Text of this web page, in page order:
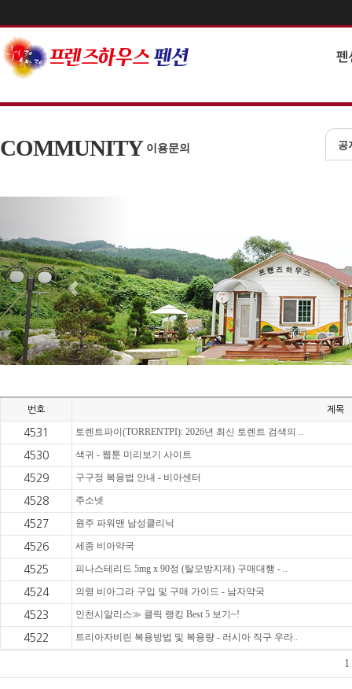
펜
COMMUNITY 이용문의 공
번호 제목
4531 토렌트파이(TORRENTPI): 2026년 최신 토렌트 검색의 ..
4530 색귀 - 웹툰 미리보기 사이트
4529 구구정 복용법 안내 - 비아센터
4528 주소넷
4527 원주 파워맨 남성클리닉
4526 세종 비아약국
4525 피나스테리드 5mg x 90정 (탈모방지제) 구매대행 - ..
4524 의령 비아그라 구입 및 구매 가이드 - 남자약국
4523 인천시알리스≫ 클릭 랭킹 Best 5 보기~!
4522 트리아자비린 복용방법 및 복용량 - 러시아 직구 우라..
1